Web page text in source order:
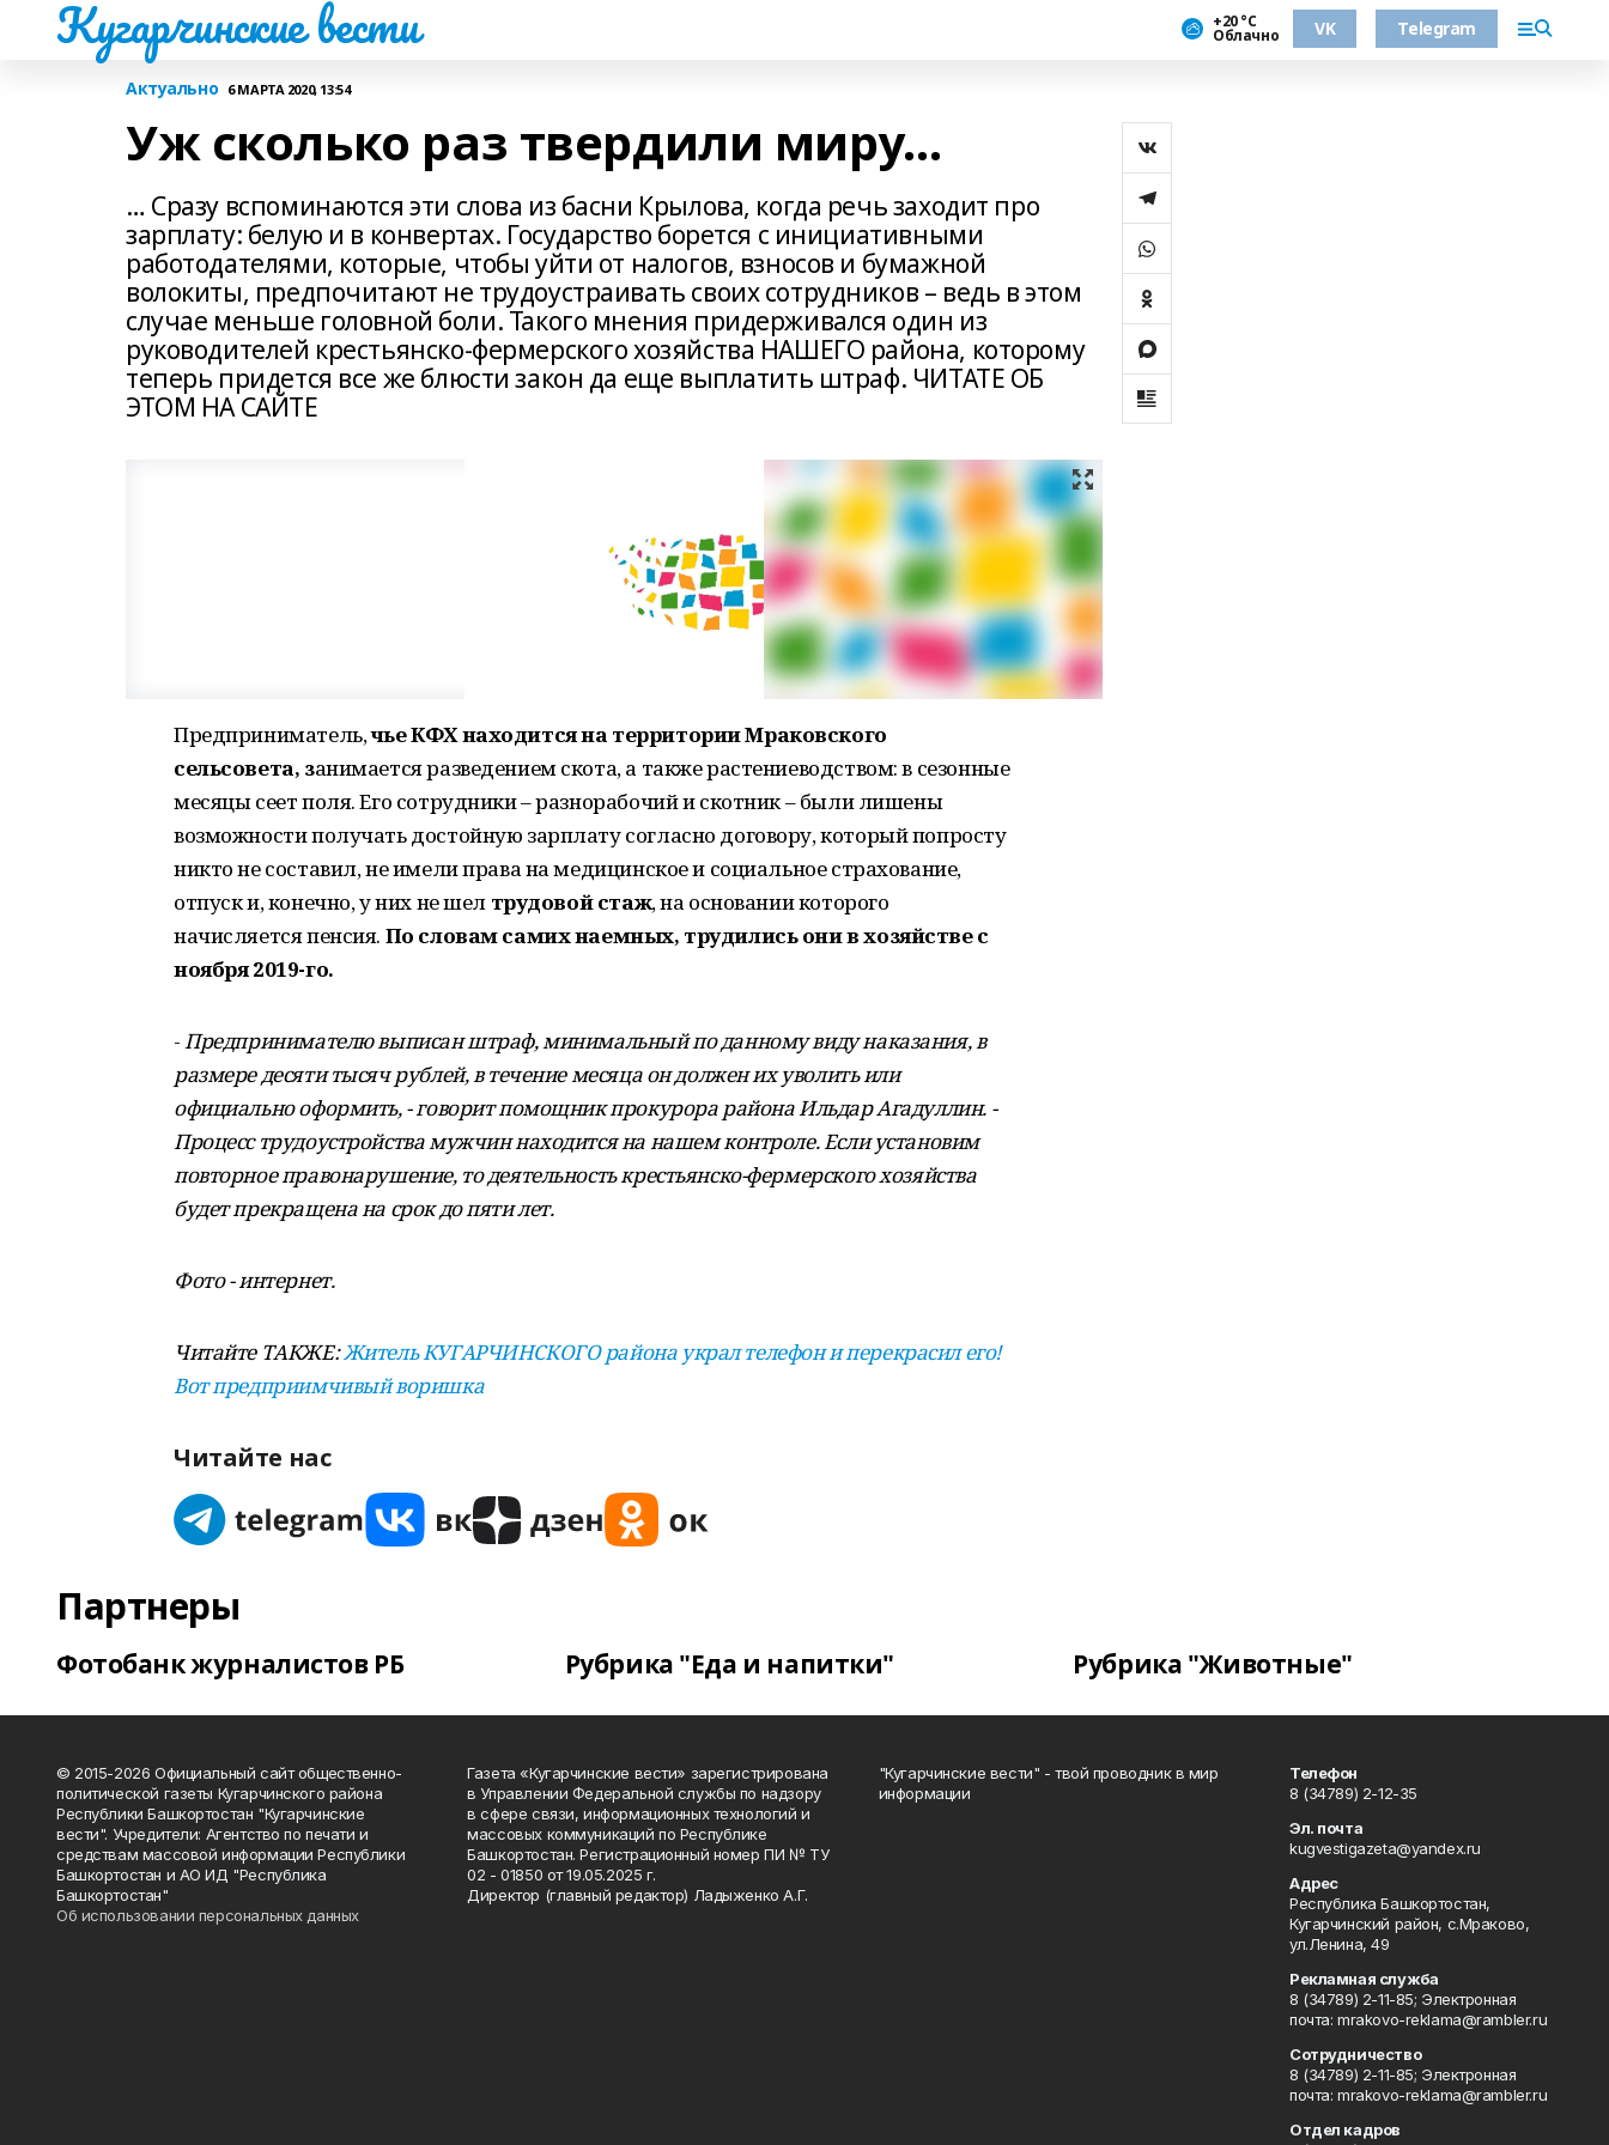
Кугарчинские вести +20 °С
Облачно VK Telegram
Актуально 6 МАРТА 2020, 13:54
Уж сколько раз твердили миру…
… Сразу вспоминаются эти слова из басни Крылова, когда речь заходит про
зарплату: белую и в конвертах. Государство борется с инициативными
работодателями, которые, чтобы уйти от налогов, взносов и бумажной
волокиты, предпочитают не трудоустраивать своих сотрудников – ведь в этом
случае меньше головной боли. Такого мнения придерживался один из
руководителей крестьянско-фермерского хозяйства НАШЕГО района, которому
теперь придется все же блюсти закон да еще выплатить штраф. ЧИТАТЕ ОБ
ЭТОМ НА САЙТЕ
Предприниматель,чье КФХ находится на территории Мраковского
сельсовета, занимается разведением скота, а также растениеводством: в сезонные
месяцы сеет поля. Его сотрудники – разнорабочий и скотник – были лишены
возможности получать достойную зарплату согласно договору, который попросту
никто не составил, не имели права на медицинское и социальное страхование,
отпуск и, конечно, у них не шел трудовой стаж, на основании которого
начисляется пенсия. По словам самих наемных, трудились они в хозяйстве с
ноября 2019-го.
-Предпринимателю выписан штраф, минимальный по данному виду наказания, в
размере десяти тысяч рублей, в течение месяца он должен их уволить или
официально оформить, - говорит помощник прокурора района Ильдар Агадуллин. -
Процесс трудоустройства мужчин находится на нашем контроле. Если установим
повторное правонарушение, то деятельность крестьянско-фермерского хозяйства
будет прекращена на срок до пяти лет.
Фото - интернет.
Читайте ТАКЖЕ:Житель КУГАРЧИНСКОГО района украл телефон и перекрасил его!
Вот предприимчивый воришка
Читайте нас
Партнеры
Фотобанк журналистов РБ Рубрика "Еда и напитки" Рубрика "Животные"
© 2015-2026 Официальный сайт общественно-
политической газеты Кугарчинского района
Республики Башкортостан "Кугарчинские
вести". Учредители: Агентство по печати и
средствам массовой информации Республики
Башкортостан и АО ИД "Республика
Башкортостан"
Об использовании персональных данных
Газета «Кугарчинские вести» зарегистрирована
в Управлении Федеральной службы по надзору
в сфере связи, информационных технологий и
массовых коммуникаций по Республике
Башкортостан. Регистрационный номер ПИ № ТУ
02 - 01850 от 19.05.2025 г.
Директор (главный редактор) Ладыженко А.Г.
"Кугарчинские вести" - твой проводник в мир
информации
Телефон
8 (34789) 2-12-35
Эл. почта
kugvestigazeta@yandex.ru
Адрес
Республика Башкортостан,
Кугарчинский район, с.Мраково,
ул.Ленина, 49
Рекламная служба
8 (34789) 2-11-85; Электронная
почта: mrakovo-reklama@rambler.ru
Сотрудничество
8 (34789) 2-11-85; Электронная
почта: mrakovo-reklama@rambler.ru
Отдел кадров